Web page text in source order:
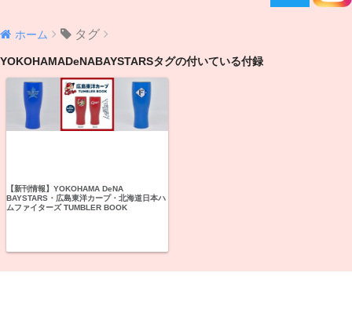
ホーム タグ
YOKOHAMADeNABAYSTARSタグの付いている付録
【新刊情報】YOKOHAMA DeNA
BAYSTARS・広島東洋カープ・北海道日本ハ
ムファイターズ TUMBLER BOOK